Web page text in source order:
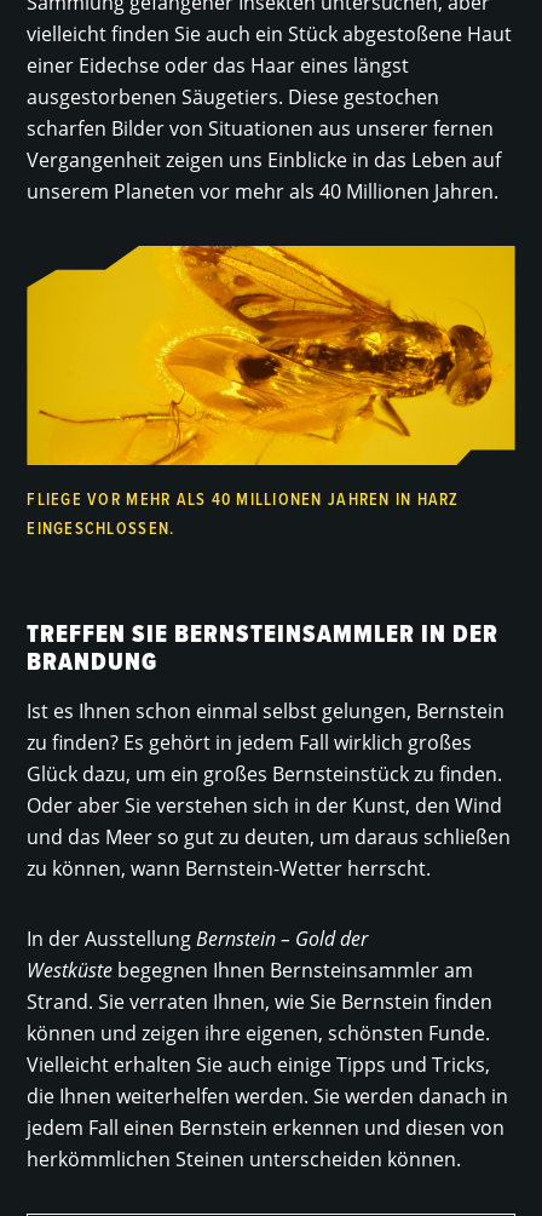
vielleicht finden Sie auch ein Stück abgestoßene Haut
einer Eidechse oder das Haar eines längst
ausgestorbenen Säugetiers. Diese gestochen
scharfen Bilder von Situationen aus unserer fernen
Vergangenheit zeigen uns Einblicke in das Leben auf
unserem Planeten vor mehr als 40 Millionen Jahren.
FLIEGE VOR MEHR ALS 40 MILLIONEN JAHREN IN HARZ
EINGESCHLOSSEN.
TREFFEN SIE BERNSTEINSAMMLER IN DER
BRANDUNG
Ist es Ihnen schon einmal selbst gelungen, Bernstein
zu finden? Es gehört in jedem Fall wirklich großes
Glück dazu, um ein großes Bernsteinstück zu finden.
Oder aber Sie verstehen sich in der Kunst, den Wind
und das Meer so gut zu deuten, um daraus schließen
zu können, wann Bernstein-Wetter herrscht.
In der AusstellungBernstein – Gold der
Westküste begegnen Ihnen Bernsteinsammler am
Strand. Sie verraten Ihnen, wie Sie Bernstein finden
können und zeigen ihre eigenen, schönsten Funde.
Vielleicht erhalten Sie auch einige Tipps und Tricks,
die Ihnen weiterhelfen werden. Sie werden danach in
jedem Fall einen Bernstein erkennen und diesen von
herkömmlichen Steinen unterscheiden können.